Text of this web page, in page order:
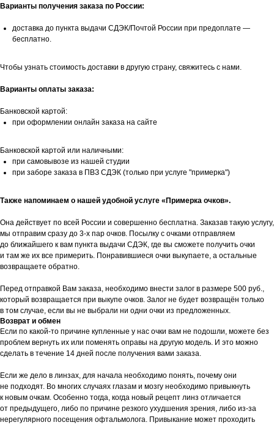
Варианты получения заказа по России:
доставка до пункта выдачи СДЭК/Почтой России при предоплате —
бесплатно.
Чтобы узнать стоимость доставки в другую страну, свяжитесь с нами.
Варианты оплаты заказа:
Банковской картой:
при оформлении онлайн заказа на сайте
Банковской картой или наличными:
при самовывозе из нашей студии
при заборе заказа в ПВЗ СДЭК (только при услуге "примерка")
Также напоминаем о нашей удобной услуге «Примерка очков».
Она действует по всей России и совершенно бесплатна. Заказав такую услугу,
мы отправим сразу до 3-х пар очков. Посылку с очками отправляем
до ближайшего к вам пункта выдачи СДЭК, где вы сможете получить очки
и там же их все примерить. Понравившиеся очки выкупаете, а остальные
возвращаете обратно.
Перед отправкой Вам заказа, необходимо внести залог в размере 500 руб.,
который возвращается при выкупе очков. Залог не будет возвращён только
в том случае, если вы не выбрали ни одни очки из предложенных.
Возврат и обмен
Если по какой-то причине купленные у нас очки вам не подошли, можете без
проблем вернуть их или поменять оправы на другую модель. И это можно
сделать в течение 14 дней после получения вами заказа.
Если же дело в линзах, для начала необходимо понять, почему они
не подходят. Во многих случаях глазам и мозгу необходимо привыкнуть
к новым очкам. Особенно тогда, когда новый рецепт линз отличается
от предыдущего, либо по причине резкого ухудшения зрения, либо из-за
нерегулярного посещения офтальмолога. Привыкание может проходить